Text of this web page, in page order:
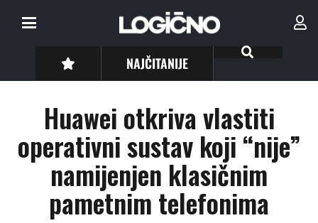
NAJČITANIJE
Huawei otkriva vlastiti
operativni sustav koji “nije”
namijenjen klasičnim
pametnim telefonima